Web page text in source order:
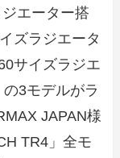
エーター搭
ズラジエータ
サイズラジエ
3モデルがラ
JAPAN様
TR4」全モ